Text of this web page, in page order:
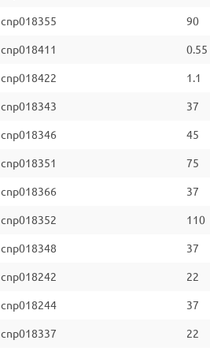
cnp018355 90
cnp018411 0.55
cnp018422 1.1
cnp018343 37
cnp018346 45
cnp018351 75
cnp018366 37
cnp018352 110
cnp018348 37
cnp018242 22
cnp018244 37
cnp018337 22